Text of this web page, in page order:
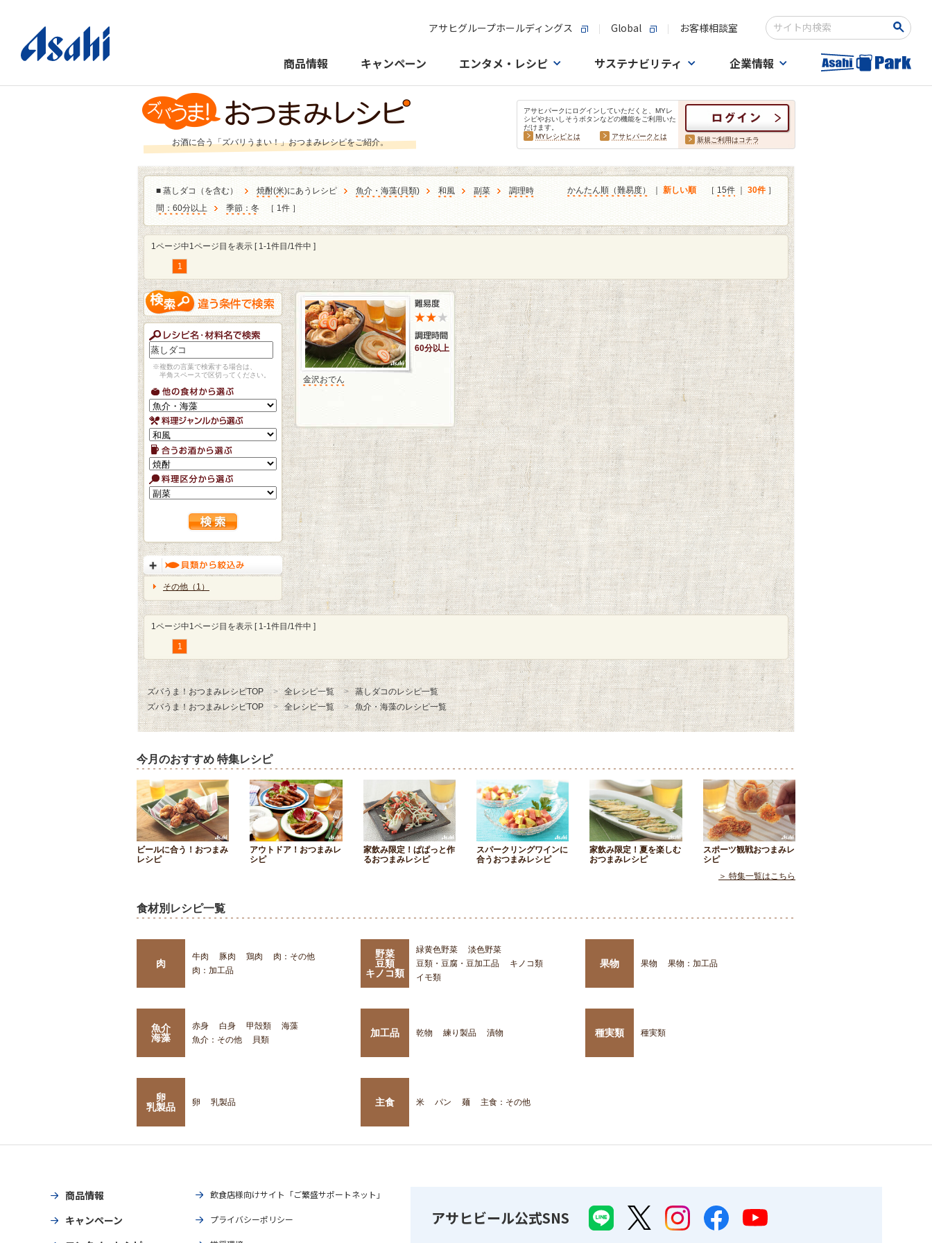
アサヒグループホールディングス Global お客様相談室
検索キーワード入力
商品情報 キャンペーン エンタメ・レシピ サステナビリティ 企業情報
お酒に合う「ズバリうまい！」おつまみレシピをご紹介。
アサヒパークにログインしていただくと、MYレ
シピやおいしそうボタンなどの機能をご利用いた
だけます。
MYレシピとは
アサヒパークとは 新規ご利用はコチラ
■ 蒸しダコ（を含む） 焼酎(米)にあうレシピ 魚介・海藻(貝類) 和風 副菜
調理時
間：60分以上
季節：冬 ［ 1件 ］
かんたん順（難易度） 新しい順 ［ 15件 30件 ］
1ページ中1ページ目を表示 [ 1-1件目/1件中 ]
1
※複数の言葉で検索する場合は、
半角スペースで区切ってください。
その他（1）
60分以上
金沢おでん
1ページ中1ページ目を表示 [ 1-1件目/1件中 ]
1
ズバうま！おつまみレシピTOP 全レシピ一覧
蒸しダコのレシピ一覧
ズバうま！おつまみレシピTOP
全レシピ一覧 魚介・海藻のレシピ一覧
今月のおすすめ 特集レシピ
ビールに合う！おつまみ
レシピ
アウトドア！おつまみレ
シピ
家飲み限定！ぱぱっと作
るおつまみレシピ
スパークリングワインに
合うおつまみレシピ
家飲み限定！夏を楽しむ
おつまみレシピ
スポーツ観戦おつまみレ
シピ
＞ 特集一覧はこちら
食材別レシピ一覧
肉
牛肉 豚肉 鶏肉
肉：その他
肉：加工品
野菜
豆類
キノコ類
緑黄色野菜
淡色野菜
豆類・豆腐・豆加工品
キノコ類
イモ類
果物 果物 果物：加工品
魚介
海藻
赤身 白身 甲殻類
海藻
魚介：その他
貝類
加工品 乾物 練り製品 漬物 種実類 種実類
卵
乳製品
卵 乳製品 主食 米 パン 麺 主食：その他
商品情報
キャンペーン
飲食店様向けサイト「ご繁盛サポートネット」
プライバシーポリシー アサヒビール公式SNS